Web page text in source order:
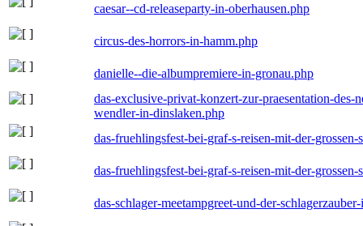
caesar--cd-releaseparty-in-oberhausen.php
circus-des-horrors-in-hamm.php
danielle--die-albumpremiere-in-gronau.php
das-exclusive-privat-konzert-zur-praesentation-
wendler-in-dinslaken.php
das-fruehlingsfest-bei-graf-s-reisen-mit-der-
das-fruehlingsfest-bei-graf-s-reisen-mit-der-
das-schlager-meetampgreet-und-der-